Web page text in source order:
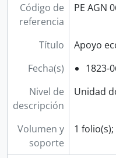
Código de
referencia
PE AGN
Título
Apoyo
Fecha(s)
1823-
Nivel de
descripción
Unidad
Volumen y
soporte
1